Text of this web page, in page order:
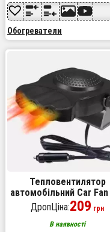
Обогреватели
Тепловентилятор
автомобільний Car Fan
612, дуйка для авто,
Універсальний
ДропЦіна:209 грн
В наявності